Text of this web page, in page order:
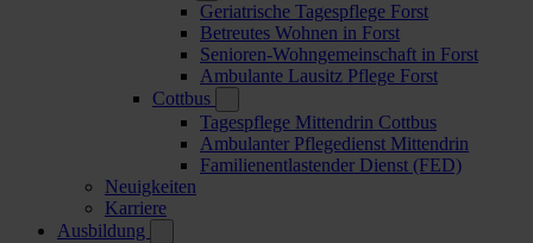
Geriatrische Tagespflege Forst
Betreutes Wohnen in Forst
Senioren-Wohngemeinschaft in Forst
Ambulante Lausitz Pflege Forst
Cottbus
Tagespflege Mittendrin Cottbus
Ambulanter Pflegedienst Mittendrin
Familienentlastender Dienst (FED)
Neuigkeiten
Karriere
Ausbildung